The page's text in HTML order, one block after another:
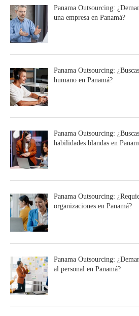
Panama Outsourcing:
una empresa en Panamá?
Panama Outsourcing:
humano en Panamá?
Panama Outsourcing:
habilidades blandas en
Panama Outsourcing:
organizaciones en Panamá?
Panama Outsourcing:
al personal en Panamá?